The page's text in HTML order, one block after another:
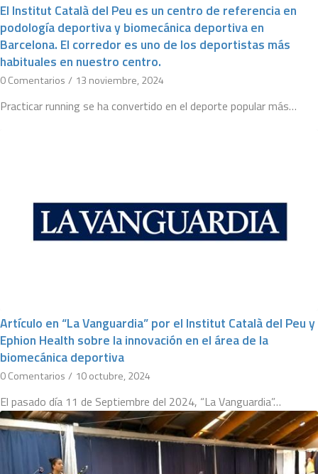
El Institut Català del Peu es un centro de referencia en
podología deportiva y biomecánica deportiva en
Barcelona. El corredor es uno de los deportistas más
habituales en nuestro centro.
0 Comentarios / 13 noviembre, 2024
Practicar running se ha convertido en el deporte popular más…
Artículo en “La Vanguardia” por el Institut Català del Peu y
Ephion Health sobre la innovación en el área de la
biomecánica deportiva
0 Comentarios / 10 octubre, 2024
El pasado día 11 de Septiembre del 2024, “La Vanguardia”…